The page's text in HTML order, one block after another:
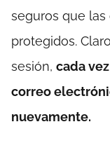
seguros que
protegidos.
sesión, cada
correo
nuevamente.